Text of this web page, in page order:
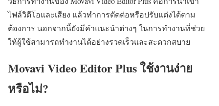
ไฟล์วิดีโอและเสียง แล้วทำการตัดต่อหรือปรับแต่งได้ตาม
ต้องการ นอกจากนี้ยังมีคำแนะนำต่างๆ ในการทำงานที่ช่วย
ให้ผู้ใช้สามารถทำงานได้อย่างรวดเร็วและสะดวกสบาย
Movavi Video Editor Plus ใช้งานง่าย
หรือไม่?